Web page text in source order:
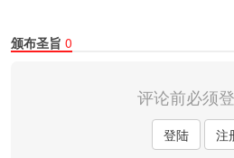
颁布圣旨 0
评论前必须
登陆 注